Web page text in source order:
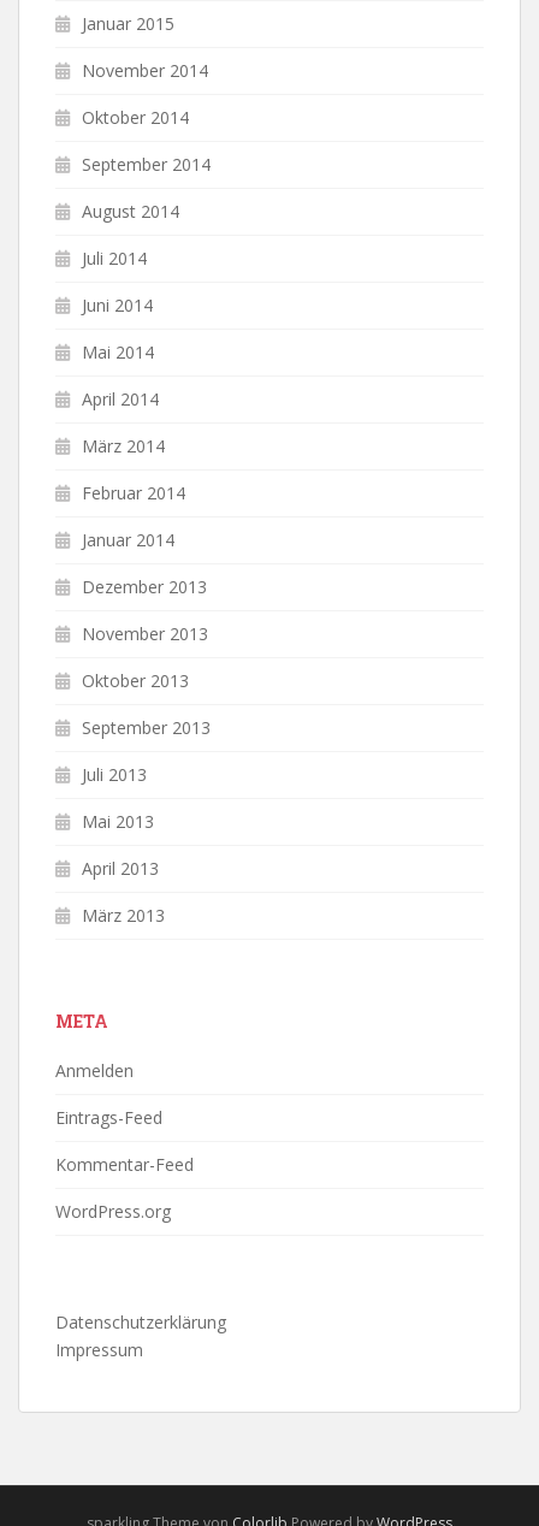
Januar 2015
November 2014
Oktober 2014
September 2014
August 2014
Juli 2014
Juni 2014
Mai 2014
April 2014
März 2014
Februar 2014
Januar 2014
Dezember 2013
November 2013
Oktober 2013
September 2013
Juli 2013
Mai 2013
April 2013
März 2013
META
Anmelden
Eintrags-Feed
Kommentar-Feed
WordPress.org
Datenschutzerklärung
Impressum